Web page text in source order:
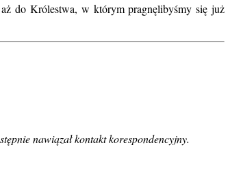
do Królestwa, w którym pragnęlibyśmy się już
nawiązał kontakt korespondencyjny.